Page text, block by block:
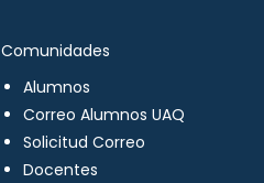
Comunidades
Alumnos
Correo Alumnos UAQ
Solicitud Correo
Docentes